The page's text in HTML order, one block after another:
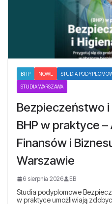
BHP NOWE STUDIA
STUDIA WARSZAWA
Bezpieczeństwo i
BHP w praktyce –
Finansów i
Warszawie
6 sierpnia 2026 EB
Studia podyplomowe
w praktyce umożliwiają